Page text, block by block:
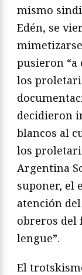
mismo
Edén, se
pusieron “a
los
decidieron
blancos al
los
Argentina
suponer, el
atención
obreros del
lengue”.
El